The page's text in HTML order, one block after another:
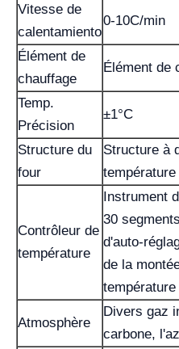
Vitesse de
calentamiento
0-10C/min
Élément de
chauffage
Élément de
Temp.
Précision
±1°C
Structure du
four
Structure à
Contrôleur de
température
Instrument
30
d'auto-
de la
Atmosphère
Divers gaz
carbone,